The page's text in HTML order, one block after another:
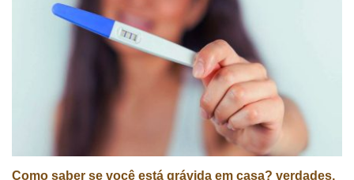
Como saber se você está grávida em casa? verdades,